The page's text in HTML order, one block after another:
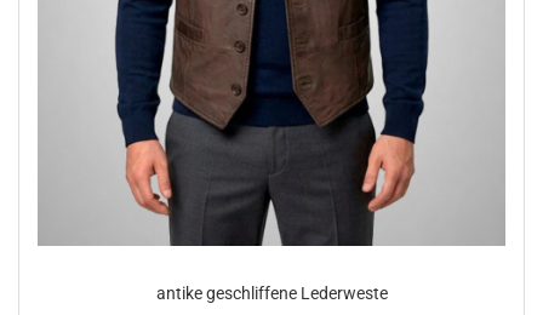
an­ti­ke ge­schlif­fe­ne Le­der­wes­te